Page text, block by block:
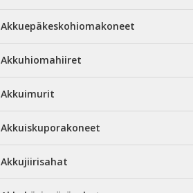
Akkuepäkeskohiomakoneet
Akkuhiomahiiret
Akkuimurit
Akkuiskuporakoneet
Akkujiirisahat